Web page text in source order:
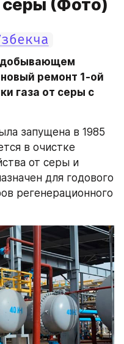
серы (Фото)
ремонт 1-ой
газа от серы с
запущена в 1985
в очистке
от серы и
для годового
регенерационного